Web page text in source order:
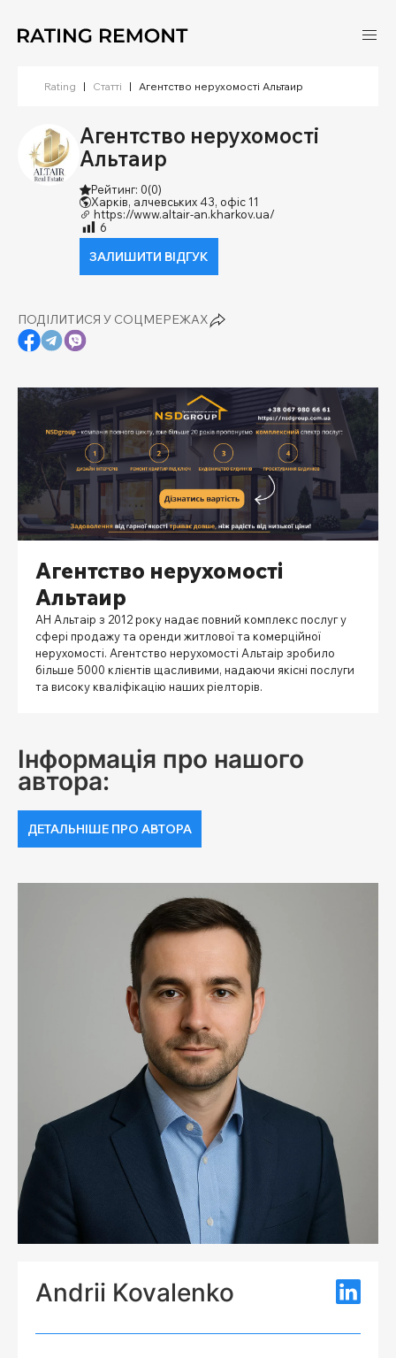
Rating | Статті | Агентство нерухомості Альтаир
Агентство нерухомості
Альтаир
Рейтинг: 0(0)
Харків, алчевських 43, офіс 11
https://www.altair-an.kharkov.ua/
6
ЗАЛИШИТИ ВІДГУК
ПОДІЛИТИСЯ У СОЦМЕРЕЖАХ
Агентство нерухомості
Альтаир
АН Альтаір з 2012 року надає повний комплекс послуг у
сфері продажу та оренди житлової та комерційної
нерухомості. Агентство нерухомості Альтаір зробило
більше 5000 клієнтів щасливими, надаючи якісні послуги
та високу кваліфікацію наших ріелторів.
Інформація про нашого
автора:
ДЕТАЛЬНІШЕ ПРО АВТОРА
Andrii Kovalenko